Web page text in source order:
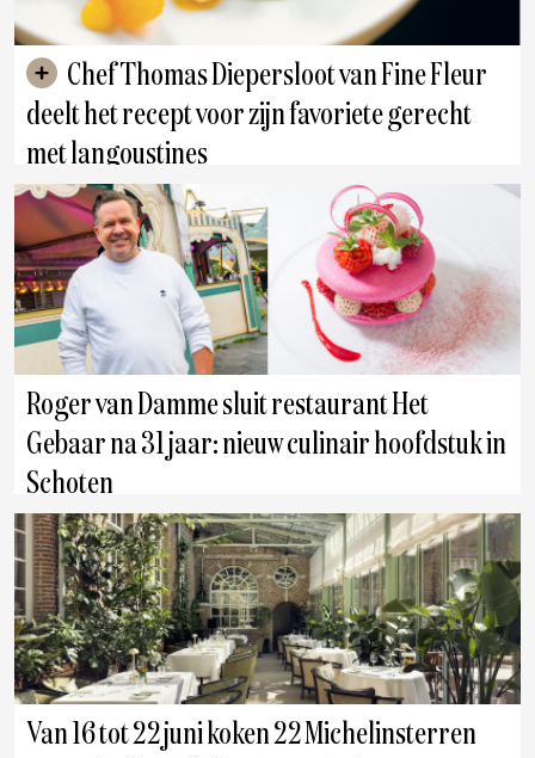
deelt het recept voor zijn favoriete gerecht
met langoustines
Antwerpen
Roger van Damme sluit restaurant Het
Gebaar na 31 jaar: nieuw culinair hoofdstuk in
Schoten
Antwerpen
Van 16 tot 22 juni koken 22 Michelinsterren